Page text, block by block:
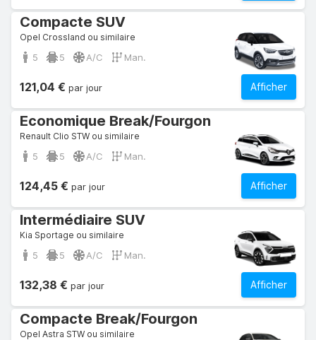
Compacte SUV
Opel Crossland ou similaire
5 5 A/C Man.
Afficher
121,04 € par jour
Economique Break/Fourgon
Renault Clio STW ou similaire
5 5 A/C Man.
Afficher
124,45 € par jour
Intermédiaire SUV
Kia Sportage ou similaire
5 5 A/C Man.
Afficher
132,38 € par jour
Compacte Break/Fourgon
Opel Astra STW ou similaire